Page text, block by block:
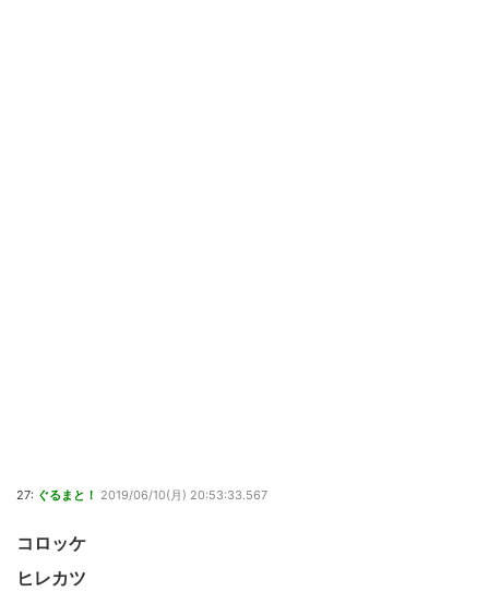
27: ぐるまと！ 2019/06/10(月) 20:53:33.567
コロッケ
ヒレカツ